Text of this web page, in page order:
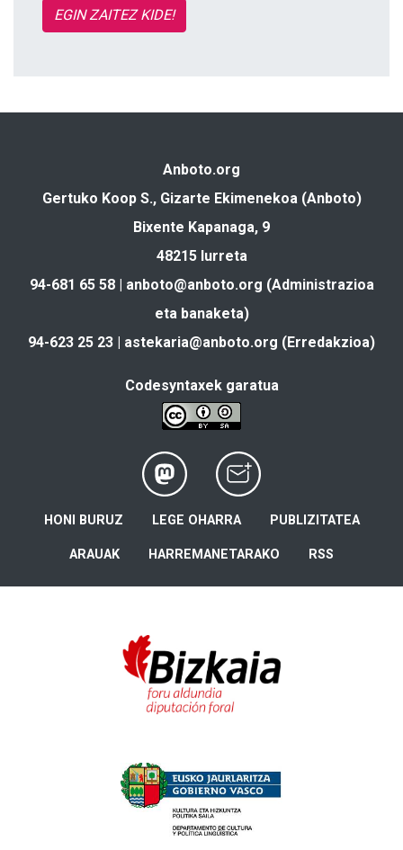
EGIN ZAITEZ KIDE!
Anboto.org
Gertuko Koop S., Gizarte Ekimenekoa (Anboto)
Bixente Kapanaga, 9
48215 Iurreta
94-681 65 58 | anboto@anboto.org (Administrazioa
eta banaketa)
94-623 25 23 | astekaria@anboto.org (Erredakzioa)
Codesyntaxek garatua
HONI BURUZ LEGE OHARRA PUBLIZITATEA
ARAUAK HARREMANETARAKO RSS